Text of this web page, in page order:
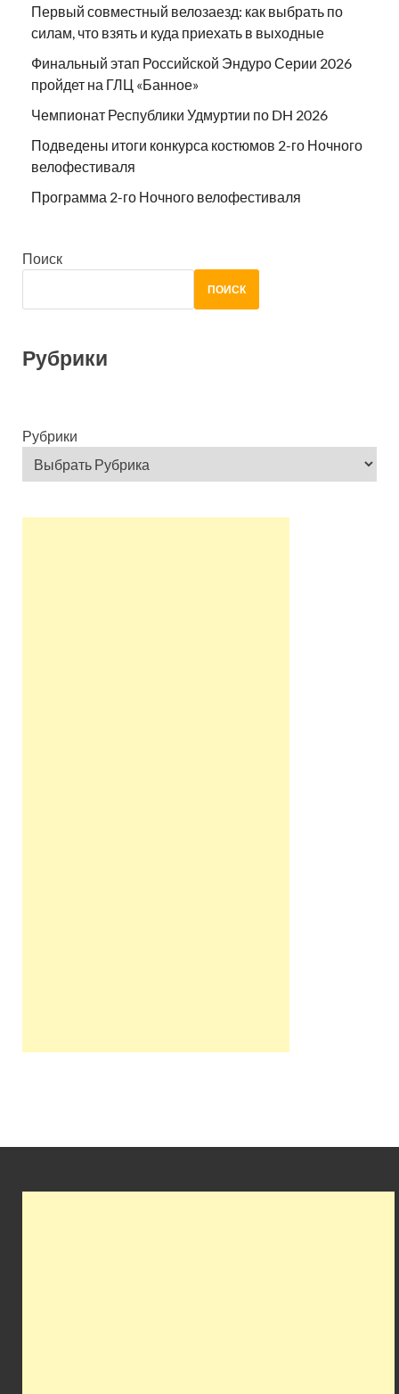
Первый совместный велозаезд: как выбрать по
силам, что взять и куда приехать в выходные
Финальный этап Российской Эндуро Серии 2026
пройдет на ГЛЦ «Банное»
Чемпионат Республики Удмуртии по DH 2026
Подведены итоги конкурса костюмов 2-го Ночного
велофестиваля
Программа 2-го Ночного велофестиваля
Поиск
ПОИСК
Рубрики
Рубрики